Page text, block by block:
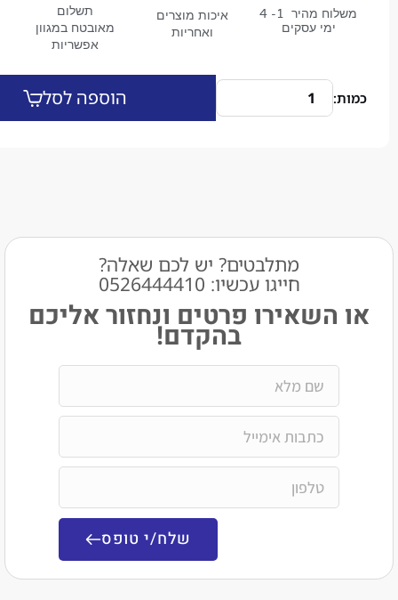
משלוח מהיר 1- 4
איכות מוצרים
תשלום
מאובטח במגוון
הוספה לסל
מתלבטים? יש לכם שאלה?
חייגו עכשיו: 0526444410​
פרטים ונחזור אליכם
בהקדם!
שלח/י טופס